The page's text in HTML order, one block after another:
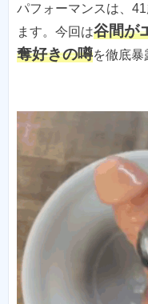
パフォーマンスは、
ます。今回は谷間が
奪好きの噂を徹底暴